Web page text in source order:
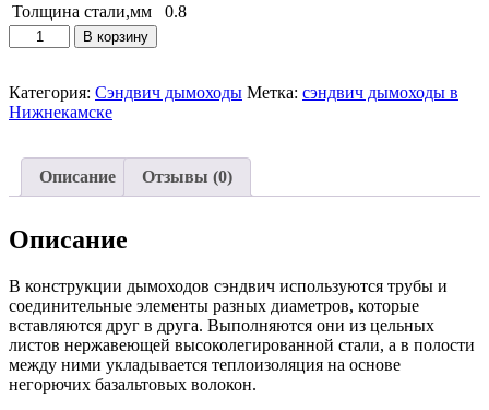
Толщина стали,мм
0.8
Количество
товара
колено
45гр
d.130*200
В корзину
Категория: Сэндвич дымоходы Метка: сэндвич дымоходы в
Нижнекамске
Описание Отзывы (0)
Описание
В конструкции дымоходов сэндвич используются трубы и
соединительные элементы разных диаметров, которые
вставляются друг в друга. Выполняются они из цельных
листов нержавеющей высоколегированной стали, а в полости
между ними укладывается теплоизоляция на основе
негорючих базальтовых волокон.